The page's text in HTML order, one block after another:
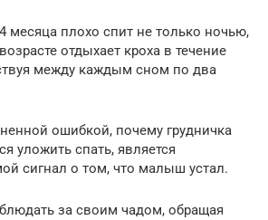
месяца плохо спит не только ночью,
отдыхает кроха в течение
между каждым сном по два
ошибкой, почему грудничка
уложить спать, является
сигнал о том, что малыш устал.
за своим чадом, обращая